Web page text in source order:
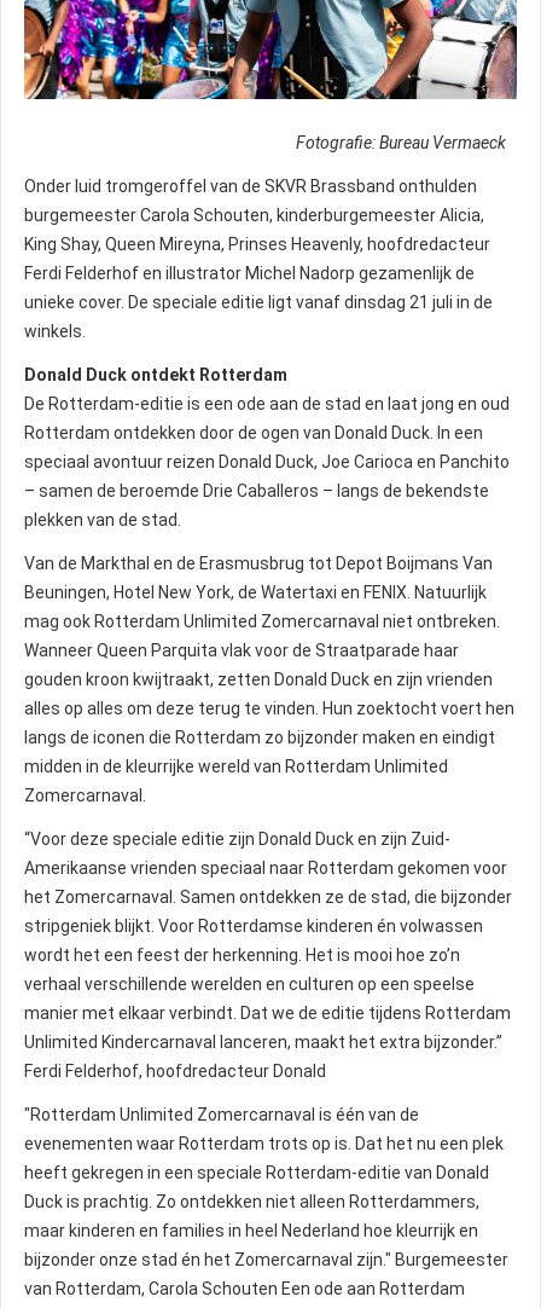
Fotografie: Bureau Vermaeck
Onder luid tromgeroffel van de SKVR Brassband onthulden
burgemeester Carola Schouten, kinderburgemeester Alicia,
King Shay, Queen Mireyna, Prinses Heavenly, hoofdredacteur
Ferdi Felderhof en illustrator Michel Nadorp gezamenlijk de
unieke cover. De speciale editie ligt vanaf dinsdag 21 juli in de
winkels.
Donald Duck ontdekt Rotterdam
De Rotterdam-editie is een ode aan de stad en laat jong en oud
Rotterdam ontdekken door de ogen van Donald Duck. In een
speciaal avontuur reizen Donald Duck, Joe Carioca en Panchito
– samen de beroemde Drie Caballeros – langs de bekendste
plekken van de stad.
Van de Markthal en de Erasmusbrug tot Depot Boijmans Van
Beuningen, Hotel New York, de Watertaxi en FENIX. Natuurlijk
mag ook Rotterdam Unlimited Zomercarnaval niet ontbreken.
Wanneer Queen Parquita vlak voor de Straatparade haar
gouden kroon kwijtraakt, zetten Donald Duck en zijn vrienden
alles op alles om deze terug te vinden. Hun zoektocht voert hen
langs de iconen die Rotterdam zo bijzonder maken en eindigt
midden in de kleurrijke wereld van Rotterdam Unlimited
Zomercarnaval.
“Voor deze speciale editie zijn Donald Duck en zijn Zuid-
Amerikaanse vrienden speciaal naar Rotterdam gekomen voor
het Zomercarnaval. Samen ontdekken ze de stad, die bijzonder
stripgeniek blijkt. Voor Rotterdamse kinderen én volwassen
wordt het een feest der herkenning. Het is mooi hoe zo’n
verhaal verschillende werelden en culturen op een speelse
manier met elkaar verbindt. Dat we de editie tijdens Rotterdam
Unlimited Kindercarnaval lanceren, maakt het extra bijzonder.”
Ferdi Felderhof, hoofdredacteur Donald
"Rotterdam Unlimited Zomercarnaval is één van de
evenementen waar Rotterdam trots op is. Dat het nu een plek
heeft gekregen in een speciale Rotterdam-editie van Donald
Duck is prachtig. Zo ontdekken niet alleen Rotterdammers,
maar kinderen en families in heel Nederland hoe kleurrijk en
bijzonder onze stad én het Zomercarnaval zijn." Burgemeester
van Rotterdam, Carola Schouten Een ode aan Rotterdam